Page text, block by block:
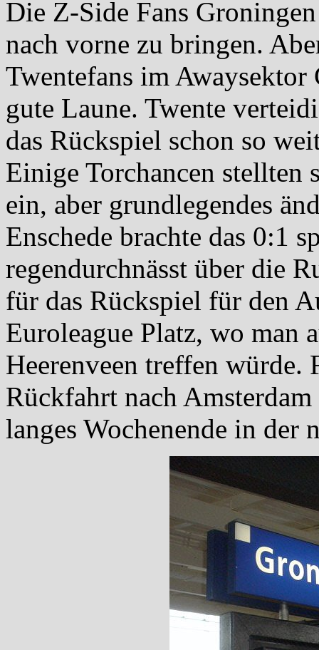
Die Z-Side Fans
nach vorne zu bringen.
Twentefans im
gute Laune. Twente
das Rückspiel schon so
Einige Torchancen stellten
ein, aber grundlegendes
Enschede brachte das 0:1
regendurchnässt über die
für das Rückspiel für den
Euroleague Platz, wo man
Heerenveen treffen würde.
Rückfahrt nach
langes Wochenende in der